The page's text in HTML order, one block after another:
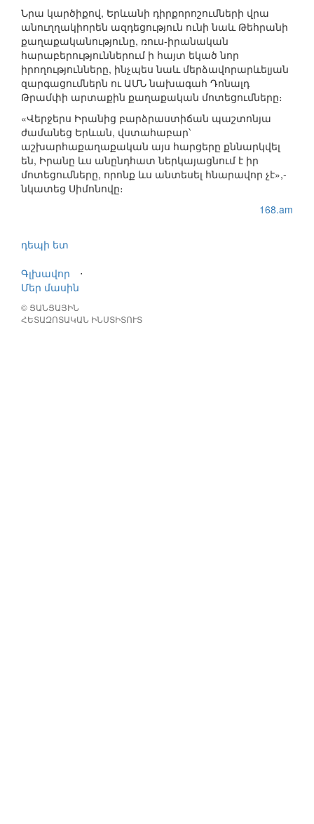
Նրա կարծիքով, Երևանի դիրքորոշումների վրա
անուղղակիորեն ազդեցություն ունի նաև Թեհրանի
քաղաքականությունը, ռուս-իրանական
հարաբերություններում ի հայտ եկած նոր
իրողությունները, ինչպես նաև մերձավորարևելյան
զարգացումներն ու ԱՄՆ նախագահ Դոնալդ
Թրամփի արտաքին քաղաքական մոտեցումները։
«Վերջերս Իրանից բարձրաստիճան պաշտոնյա
ժամանեց Երևան, վստահաբար՝
աշխարհաքաղաքական այս հարցերը քննարկվել
են, Իրանը ևս անընդհատ ներկայացնում է իր
մոտեցումները, որոնք ևս անտեսել հնարավոր չէ»,-
նկատեց Սիմոնովը։
168.am
դեպի ետ
Գլխավոր
⋅
Մեր մասին
© ՑԱՆՑԱՅԻՆ
ՀԵՏԱԶՈՏԱԿԱՆ ԻՆՍՏԻՏՈՒՏ